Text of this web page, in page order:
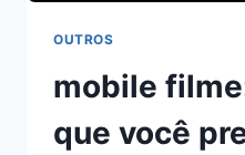
OUTROS
mobile
que você